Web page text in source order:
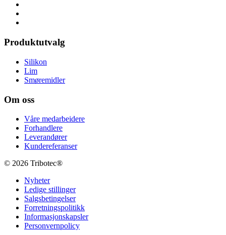
Produktutvalg
Silikon
Lim
Smøremidler
Om oss
Våre medarbeidere
Forhandlere
Leverandører
Kundereferanser
© 2026 Tribotec®
Nyheter
Ledige stillinger
Salgsbetingelser
Forretningspolitikk
Informasjonskapsler
Personvernpolicy